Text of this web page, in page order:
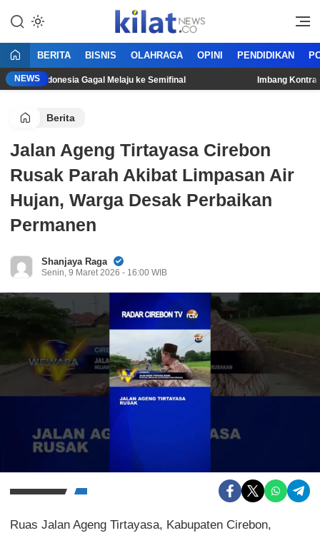
KilatNews.co
Mencerdaskan Anak Bangsa
BERITA BISNIS OLAHRAGA OPINI PENDIDIKAN
NEWS
Indonesia Gagal Melaju ke Semifinal Imbang Kontra
Berita
Jalan Ageng Tirtayasa Cirebon
Rusak Parah Akibat Limpasan Air
Hujan, Warga Desak Perbaikan
Permanen
Shanjaya Raga
Senin, 9 Maret 2026 - 16:00 WIB
Ruas Jalan Ageng Tirtayasa, Kabupaten Cirebon,